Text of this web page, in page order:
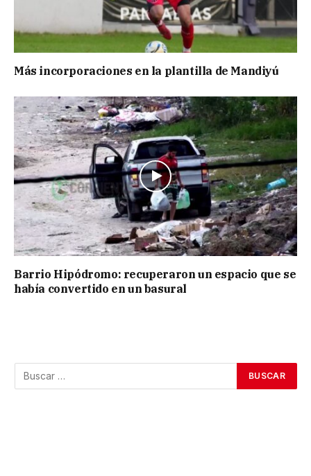
Más incorporaciones en la plantilla de Mandiyú
Barrio Hipódromo: recuperaron un espacio que se
había convertido en un basural